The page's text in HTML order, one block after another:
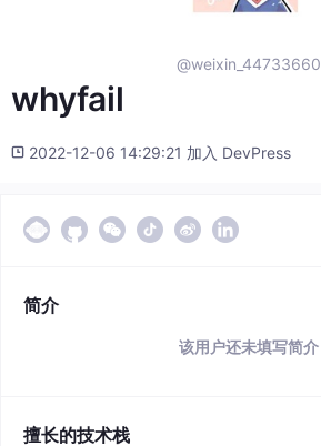
@weixin_44733660
whyfail
2022-12-06 14:29:21 加入 DevPress
简介
该用户还未填写简介
擅长的技术栈